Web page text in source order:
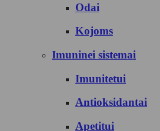
Odai
Kojoms
Imuninei sistemai
Imunitetui
Antioksidantai
Apetitui